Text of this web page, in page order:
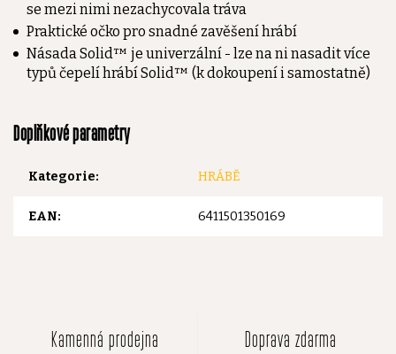
se mezi nimi nezachycovala tráva
Praktické očko pro snadné zavěšení hrábí
Násada Solid™ je univerzální - lze na ni nasadit více
typů čepelí hrábí Solid™ (k dokoupení i samostatně)
Doplňkové parametry
Kategorie: HRÁBĚ
EAN: 6411501350169
Kamenná prodejna Doprava zdarma